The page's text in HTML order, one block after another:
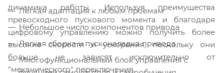
динамика работы. Используя преимущества
превосходного пускового момента и благодаря
цифровому управлению можно получить более
высокие скорости и ускорения, поскольку они
больше не зависят исключительно от
"механического" переключения.
Легкая адаптация к любым проемам
Небольшое число компонентов привода
Легкая сборка и пусконаладка привода
Многофункциональный блок управления с